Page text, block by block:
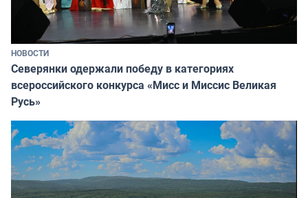
НОВОСТИ
Северянки одержали победу в категориях
всероссийского конкурса «Мисс и Миссис Великая
Русь»